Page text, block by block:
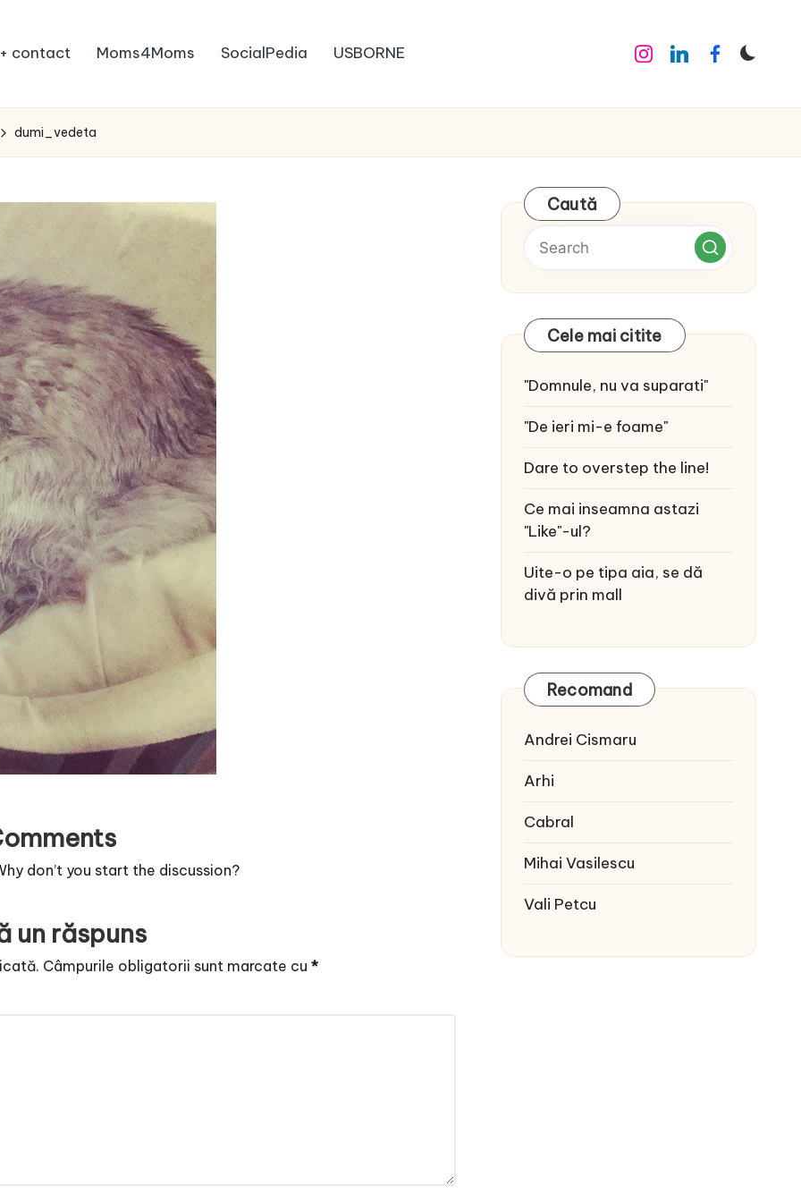
contact Moms4Moms SocialPedia USBORNE Instagram
LinkedinFacebook
dumi_vedeta
don’t you start the discussion?
un răspuns
Câmpurile obligatorii sunt marcate cu *
Caută
Cele mai citite
"Domnule, nu va suparati"
"De ieri mi-e foame"
Dare to overstep the line!
Ce mai inseamna astazi
"Like"-ul?
Uite-o pe tipa aia, se dă
divă prin mall
Recomand
Andrei Cismaru
Arhi
Cabral
Mihai Vasilescu
Vali Petcu